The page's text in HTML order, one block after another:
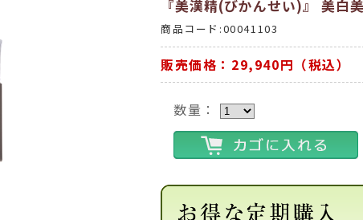
『美漢精(びかんせい)』 美白
商品コード:00041103
販売価格：29,940円（税込）
数量：